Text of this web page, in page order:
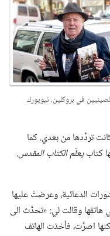
في بروكلين،‏ نيويورك
تردِّدها من بعدي.‏ كما
كتابيعلّم الكتاب المقدس.‏
الدعائية،‏ وعرضتُ عليها
هاتفها وقالت لي:‏ «تحدَّث الى
اصرَّت،‏ فأخذت الهاتف